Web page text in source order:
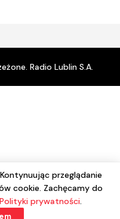
Radio Lublin S.A.
przeglądanie
cookie. Zachęcamy do
Polityki prywatności.